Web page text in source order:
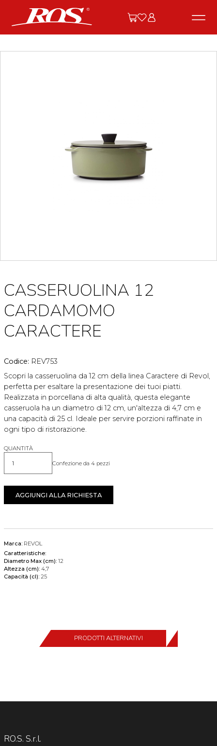
CASSERUOLINA 12
CARDAMOMO
CARACTERE
Codice: REV753
Scopri la casseruolina da 12 cm della linea Caractere di Revol,
perfetta per esaltare la presentazione dei tuoi piatti.
Realizzata in porcellana di alta qualità, questa elegante
casseruola ha un diametro di 12 cm, un'altezza di 4,7 cm e
una capacità di 25 cl. Ideale per servire porzioni raffinate in
ogni tipo di ristorazione.
QUANTITÀ
Quantità Confezione da 4 pezzi
AGGIUNGI ALLA RICHIESTA
Marca: REVOL
Caratteristiche:
Diametro Max (cm): 12
Altezza (cm): 4,7
Capacità (cl): 25
PRODOTTI ALTERNATIVI
RO.S. S.r.l.